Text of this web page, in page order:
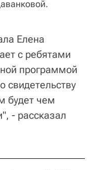
Елена
с ребятами
программой
свидетельству
будет чем
- рассказал